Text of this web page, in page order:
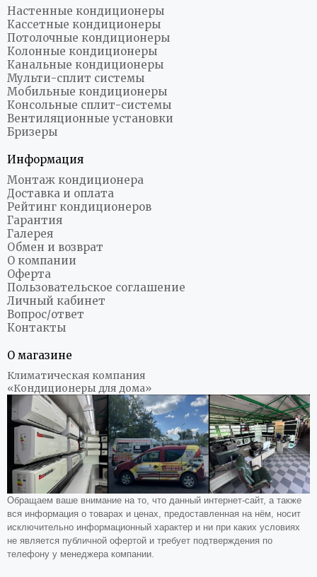
Настенные кондиционеры
Кассетные кондиционеры
Потолочные кондиционеры
Колонные кондиционеры
Канальные кондиционеры
Мульти-сплит системы
Мобильные кондиционеры
Консольные сплит-системы
Вентиляционные установки
Бризеры
Информация
Монтаж кондиционера
Доставка и оплата
Рейтинг кондиционеров
Гарантия
Галерея
Обмен и возврат
О компании
Оферта
Пользовательское соглашение
Личный кабинет
Вопрос/ответ
Контакты
О магазине
Климатическая компания
«Кондиционеры для дома»
Обращаем ваше внимание на то, что данный интернет-сайт, а также
вся информация о товарах и ценах, предоставленная на нём, носит
исключительно информационный характер и ни при каких условиях
не является публичной офертой и требует подтверждения по
телефону у менеджера компании.